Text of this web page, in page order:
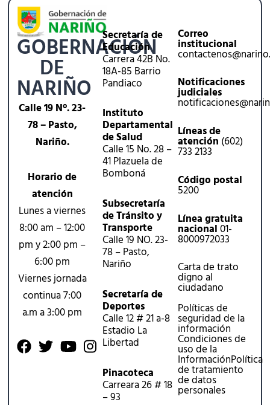
GOBERNACIÓN
DE
NARIÑO
Calle 19 N°. 23-
78 – Pasto,
Nariño.
Horario de
atención
Lunes a viernes
8:00 am – 12:00
pm y 2:00 pm –
6:00 pm
Viernes jornada
continua 7:00
a.m a 3:00 pm
Secretaría de
Educación
Carrera 42B No.
18A-85 Barrio
Pandiaco
Instituto
Departamental
de Salud
Calle 15 No. 28 –
41 Plazuela de
Bomboná
Subsecretaría
de Tránsito y
Transporte
Calle 19 NO. 23-
78 – Pasto,
Nariño
Secretaría de
Deportes
Calle 12 # 21 a-8
Estadio La
Libertad
Pinacoteca
Carreara 26 # 18
– 93
Correo
institucional
Notificaciones
judiciales
Líneas de
atención (602)
733 2133
Código postal
5200
Línea gratuita
nacional 01-
8000972033
Carta de trato
digno al
ciudadano
Políticas de
seguridad de la
información
Condiciones de
uso de la
InformaciónPolítica
de tratamiento
de datos
personales